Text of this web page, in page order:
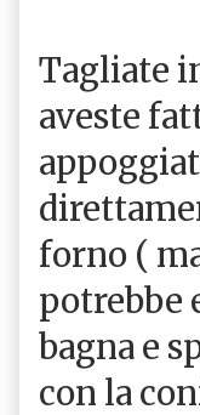
Tagliate
aveste
forno (
potrebbe
bagna e
con la